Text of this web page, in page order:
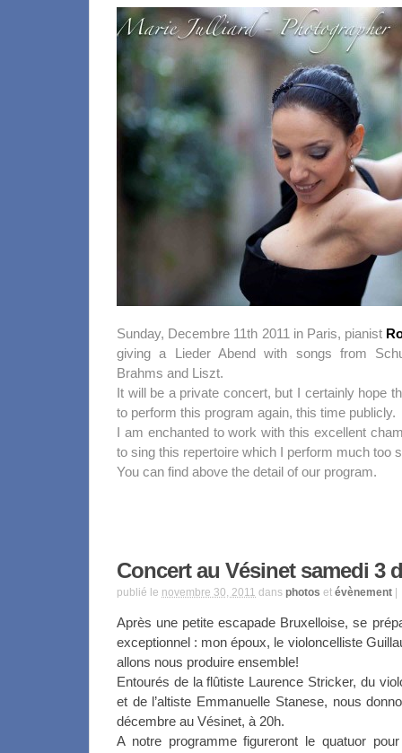
Sunday, Decembre 11th 2011 in Paris, pianist
giving a Lieder Abend with songs from
Brahms and Liszt.
It will be a private concert, but I certainly hope
to perform this program again, this time publicly.
I am enchanted to work with this excellent
to sing this repertoire which I perform much too
You can find above the detail of our program.
Concert au Vésinet samedi 3
publié le novembre 30, 2011 dans photos et évènement
Après une petite escapade Bruxelloise, se
exceptionnel : mon époux, le violoncelliste
allons nous produire ensemble!
Entourés de la flûtiste Laurence Stricker, du
et de l’altiste Emmanuelle Stanese, nous
décembre au Vésinet, à 20h.
A notre programme figureront le quatuor